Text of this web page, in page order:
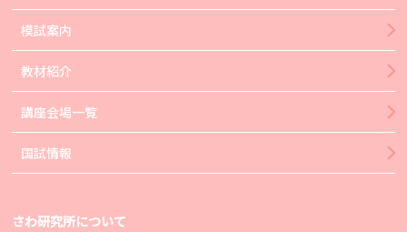
模試案内
教材紹介
講座会場一覧
国試情報
さわ研究所について